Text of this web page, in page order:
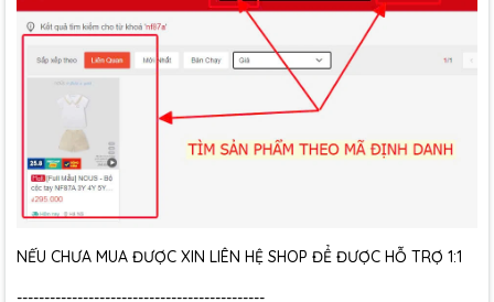
NẾU CHƯA MUA ĐƯỢC XIN LIÊN HỆ SHOP ĐỂ ĐƯỢC HỖ TRỢ 1:1
---------------------------------------------